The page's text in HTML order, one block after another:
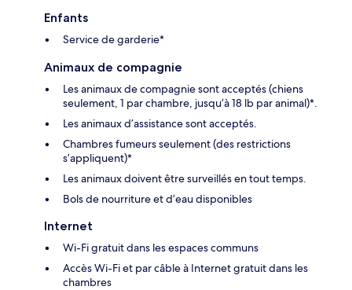
Enfants
Service de garderie*
Animaux de compagnie
Les animaux de compagnie sont acceptés (chiens
seulement, 1 par chambre, jusqu’à 18 lb par animal)*.
Les animaux d’assistance sont acceptés.
Chambres fumeurs seulement (des restrictions
s’appliquent)*
Les animaux doivent être surveillés en tout temps.
Bols de nourriture et d’eau disponibles
Internet
Wi-Fi gratuit dans les espaces communs
Accès Wi-Fi et par câble à Internet gratuit dans les
chambres